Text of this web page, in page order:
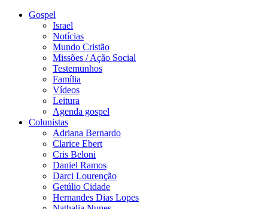
Gospel
Israel
Notícias
Mundo Cristão
Missões / Ação Social
Testemunhos
Família
Vídeos
Leitura
Agenda gospel
Colunistas
Adriana Bernardo
Clarice Ebert
Cris Beloni
Daniel Ramos
Darci Lourenção
Getúlio Cidade
Hernandes Dias Lopes